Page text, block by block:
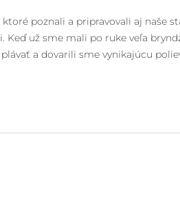
poznali a pripravovali aj naše
už sme mali po ruke veľa
a dovarili sme vynikajúcu